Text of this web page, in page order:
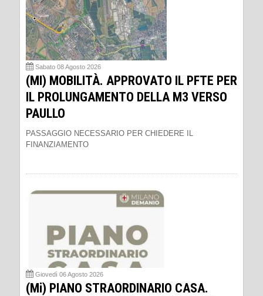
Sabato 08 Agosto 2026
(MI) MOBILITÀ. APPROVATO IL PFTE PER
IL PROLUNGAMENTO DELLA M3 VERSO
PAULLO
PASSAGGIO NECESSARIO PER CHIEDERE IL
FINANZIAMENTO
Giovedì 06 Agosto 2026
(Mi) PIANO STRAORDINARIO CASA.